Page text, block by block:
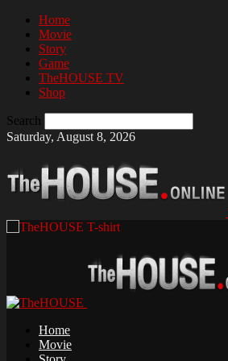
Home
Movie
Story
Game
TheHOUSE TV
Shop
Search
Saturday, August 8, 2026
Home
Movie